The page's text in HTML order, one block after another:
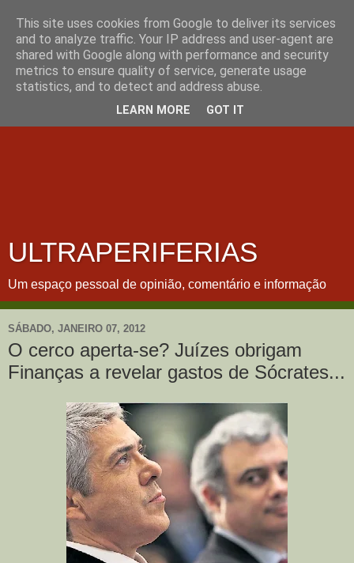
ULTRAPERIFERIAS
Um espaço pessoal de opinião, comentário e informação
SÁBADO, JANEIRO 07, 2012
O cerco aperta-se? Juízes obrigam
Finanças a revelar gastos de Sócrates...
This site uses cookies from Google to deliver its services
and to analyze traffic. Your IP address and user-agent are
shared with Google along with performance and security
metrics to ensure quality of service, generate usage
statistics, and to detect and address abuse.
LEARN MORE GOT IT